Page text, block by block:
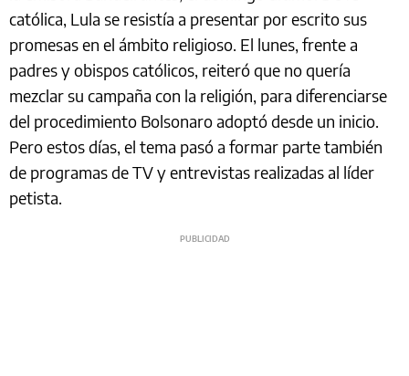
católica, Lula se resistía a presentar por escrito sus
promesas en el ámbito religioso. El lunes, frente a
padres y obispos católicos, reiteró que no quería
mezclar su campaña con la religión, para diferenciarse
del procedimiento Bolsonaro adoptó desde un inicio.
Pero estos días, el tema pasó a formar parte también
de programas de TV y entrevistas realizadas al líder
petista.